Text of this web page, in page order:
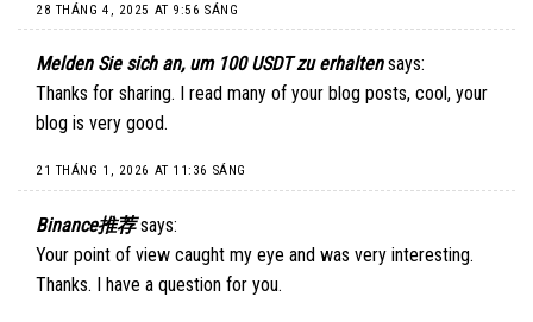
28 THÁNG 4, 2025 AT 9:56 SÁNG
Melden Sie sich an, um 100 USDT zu erhalten says:
Thanks for sharing. I read many of your blog posts, cool, your
blog is very good.
21 THÁNG 1, 2026 AT 11:36 SÁNG
Binance推荐 says:
Your point of view caught my eye and was very interesting.
Thanks. I have a question for you.